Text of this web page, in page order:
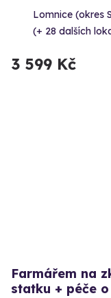
Lomnice (okres
(+ 28 dalších
3 599 Kč
Farmářem na
statku + péče